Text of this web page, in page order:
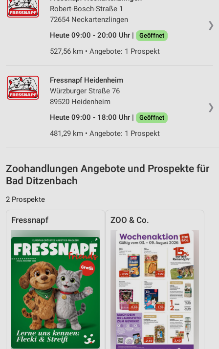
❯
Robert-Bosch-Straße 1
72654 Neckartenzlingen
Heute 09:00 - 20:00 Uhr |
Geöffnet
527,56 km • Angebote: 1 Prospekt
❯
Fressnapf Heidenheim
Würzburger Straße 76
89520 Heidenheim
Heute 09:00 - 18:00 Uhr |
Geöffnet
481,29 km • Angebote: 1 Prospekt
Zoohandlungen Angebote und Prospekte für
Bad Ditzenbach
2 Prospekte
Fressnapf ZOO & Co.
Verwendung reduzierter Daten zur Auswahl von
Geräte anhand von aktiv angeforderten
Informationen identifizieren
Nicht-IAB-Verarbeitungszwecke:
Werbung